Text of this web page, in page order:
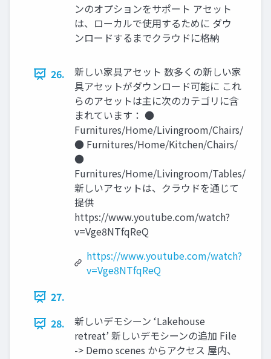
ンのオプションをサポート アセット
は、ローカルで使用するために ダウ
ンロードするまでクラウドに格納
26.
新しい家具アセット 数多くの新しい家
具アセットがダウンロード可能に これ
らのアセットは主に次のカテゴリに含
まれています： ●
Furnitures/Home/Livingroom/Chairs/
● Furnitures/Home/Kitchen/Chairs/
●
Furnitures/Home/Livingroom/Tables/
新しいアセットは、クラウドを通じて
提供
https://www.youtube.com/watch?
v=Vge8NTfqReQ
https://www.youtube.com/watch?
v=Vge8NTfqReQ
27.
28.
新しいデモシーン ‘Lakehouse
retreat’ 新しいデモシーンの追加 File
-> Demo scenes からアクセス 屋内、